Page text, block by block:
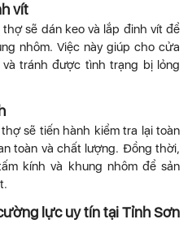
vít
sẽ dán keo và lắp đinh vít để
nhôm. Việc này giúp cho cửa
tránh được tình trạng bị lỏng
sẽ tiến hành kiểm tra lại toàn
toàn và chất lượng. Đồng thời,
kính và khung nhôm để sản
lực uy tín tại Tỉnh Sơn